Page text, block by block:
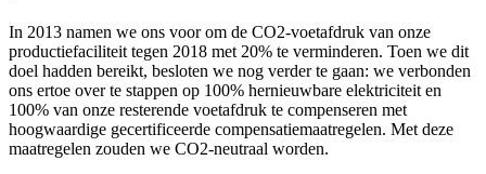
In 2013 namen we ons voor om de CO2-voetafdruk van onze
productiefaciliteit tegen 2018 met 20% te verminderen. Toen we dit
doel hadden bereikt, besloten we nog verder te gaan: we verbonden
ons ertoe over te stappen op 100% hernieuwbare elektriciteit en
100% van onze resterende voetafdruk te compenseren met
hoogwaardige gecertificeerde compensatiemaatregelen. Met deze
maatregelen zouden we CO2-neutraal worden.